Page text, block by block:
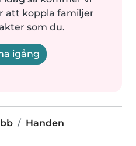
att koppla familjer
som du.
igång
Handen